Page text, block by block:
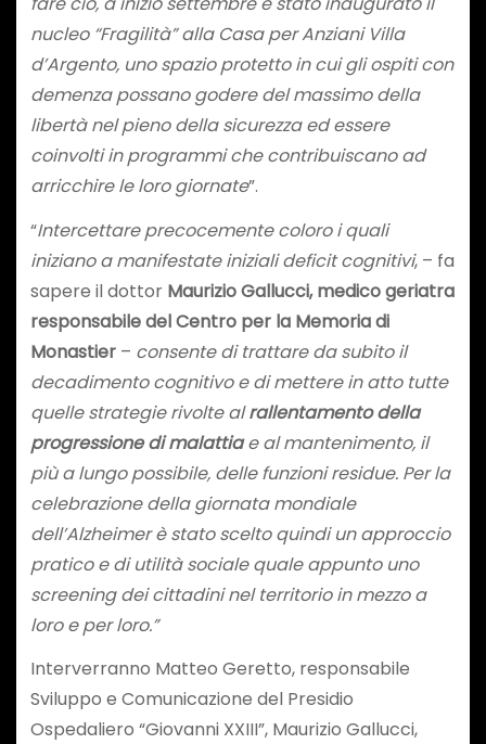
nucleo “Fragilità” alla Casa per Anziani Villa
d’Argento, uno spazio protetto in cui gli ospiti con
demenza possano godere del massimo della
libertà nel pieno della sicurezza ed essere
coinvolti in programmi che contribuiscano ad
arricchire le loro giornate”.
“Intercettare precocemente coloro i quali
iniziano a manifestate iniziali deficit cognitivi, – fa
sapere il dottor Maurizio Gallucci, medico geriatra
responsabile del Centro per la Memoria di
Monastier– consente di trattare da subito il
decadimento cognitivo e di mettere in atto tutte
quelle strategie rivolte alrallentamento della
progressione di malattiae al mantenimento, il
più a lungo possibile, delle funzioni residue. Per la
celebrazione della giornata mondiale
dell’Alzheimer è stato scelto quindi un approccio
pratico e di utilità sociale quale appunto uno
screening dei cittadini nel territorio in mezzo a
loro e per loro.”
Interverranno Matteo Geretto, responsabile
Sviluppo e Comunicazione del Presidio
Ospedaliero “Giovanni XXIII”, Maurizio Gallucci,